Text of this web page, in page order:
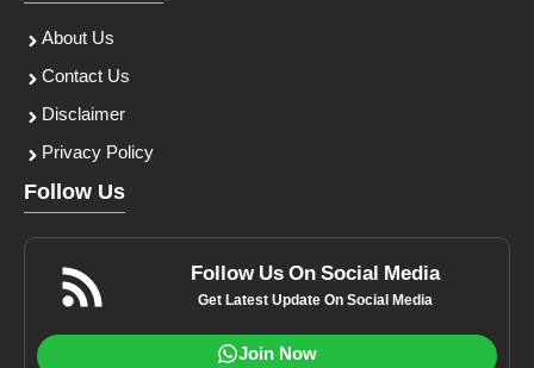
About Us
Contact Us
Disclaimer
Privacy Policy
Follow Us
Follow Us On Social Media
Get Latest Update On Social Media
Join Now